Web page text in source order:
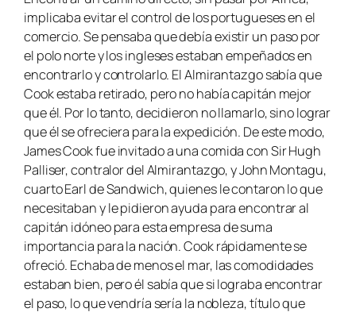
implicaba evitar el control de los portugueses en el
comercio. Se pensaba que debía existir un paso por
el polo norte y los ingleses estaban empeñados en
encontrarlo y controlarlo. El Almirantazgo sabía que
Cook estaba retirado, pero no había capitán mejor
que él. Por lo tanto, decidieron no llamarlo, sino lograr
que él se ofreciera para la expedición. De este modo,
James Cook fue invitado a una comida con Sir Hugh
Palliser, contralor del Almirantazgo, y John Montagu,
cuarto Earl de Sandwich, quienes le contaron lo que
necesitaban y le pidieron ayuda para encontrar al
capitán idóneo para esta empresa de suma
importancia para la nación. Cook rápidamente se
ofreció. Echaba de menos el mar, las comodidades
estaban bien, pero él sabía que si lograba encontrar
el paso, lo que vendría sería la nobleza, título que